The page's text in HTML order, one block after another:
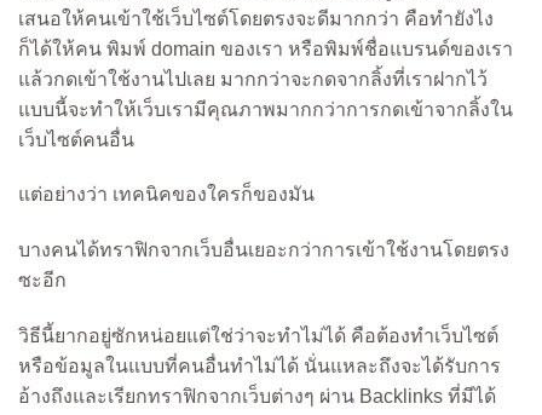
เสนอให้คนเข้าใช้เว็บไซต์โดยตรงจะดีมากกว่า คือทำยังไง
ก็ได้ให้คน พิมพ์ domain ของเรา หรือพิมพ์ชื่อแบรนด์ของเรา
แล้วกดเข้าใช้งานไปเลย มากกว่าจะกดจากลิ้งที่เราฝากไว้
แบบนี้จะทำให้เว็บเรามีคุณภาพมากกว่าการกดเข้าจากลิ้งใน
เว็บไซต์คนอื่น
แต่อย่างว่า เทคนิคของใครก็ของมัน
บางคนได้ทราฟิกจากเว็บอื่นเยอะกว่าการเข้าใช้งานโดยตรง
ซะอีก
วิธีนี้ยากอยู่ซักหน่อยแต่ใช่ว่าจะทำไม่ได้ คือต้องทำเว็บไซต์
หรือข้อมูลในแบบที่คนอื่นทำไม่ได้ นั่นแหละถึงจะได้รับการ
อ้างถึงและเรียกทราฟิกจากเว็บต่างๆ ผ่าน Backlinks ที่มีได้